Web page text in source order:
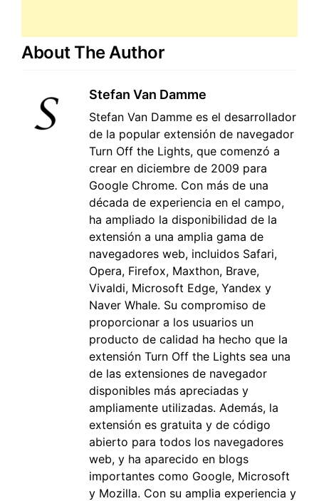
About The Author
Stefan Van Damme
Stefan Van Damme es el desarrollador
de la popular extensión de navegador
Turn Off the Lights, que comenzó a
crear en diciembre de 2009 para
Google Chrome. Con más de una
década de experiencia en el campo,
ha ampliado la disponibilidad de la
extensión a una amplia gama de
navegadores web, incluidos Safari,
Opera, Firefox, Maxthon, Brave,
Vivaldi, Microsoft Edge, Yandex y
Naver Whale. Su compromiso de
proporcionar a los usuarios un
producto de calidad ha hecho que la
extensión Turn Off the Lights sea una
de las extensiones de navegador
disponibles más apreciadas y
ampliamente utilizadas. Además, la
extensión es gratuita y de código
abierto para todos los navegadores
web, y ha aparecido en blogs
importantes como Google, Microsoft
y Mozilla. Con su amplia experiencia y